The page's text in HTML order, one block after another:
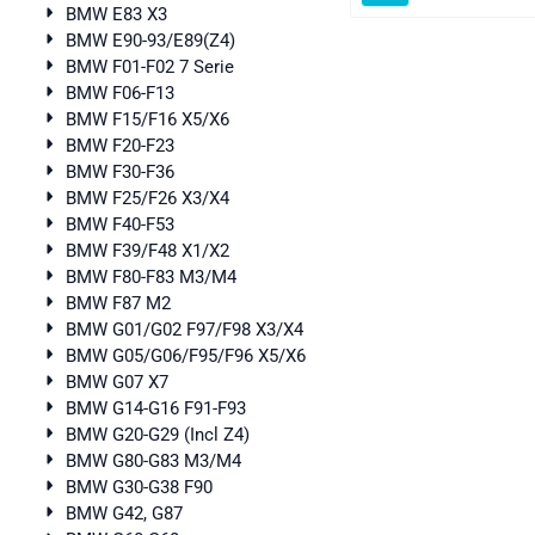
BMW E83 X3
BMW E90-93/E89(Z4)
BMW F01-F02 7 Serie
BMW F06-F13
BMW F15/F16 X5/X6
BMW F20-F23
BMW F30-F36
BMW F25/F26 X3/X4
BMW F40-F53
BMW F39/F48 X1/X2
BMW F80-F83 M3/M4
BMW F87 M2
BMW G01/G02 F97/F98 X3/X4
BMW G05/G06/F95/F96 X5/X6
BMW G07 X7
BMW G14-G16 F91-F93
BMW G20-G29 (Incl Z4)
BMW G80-G83 M3/M4
BMW G30-G38 F90
BMW G42, G87